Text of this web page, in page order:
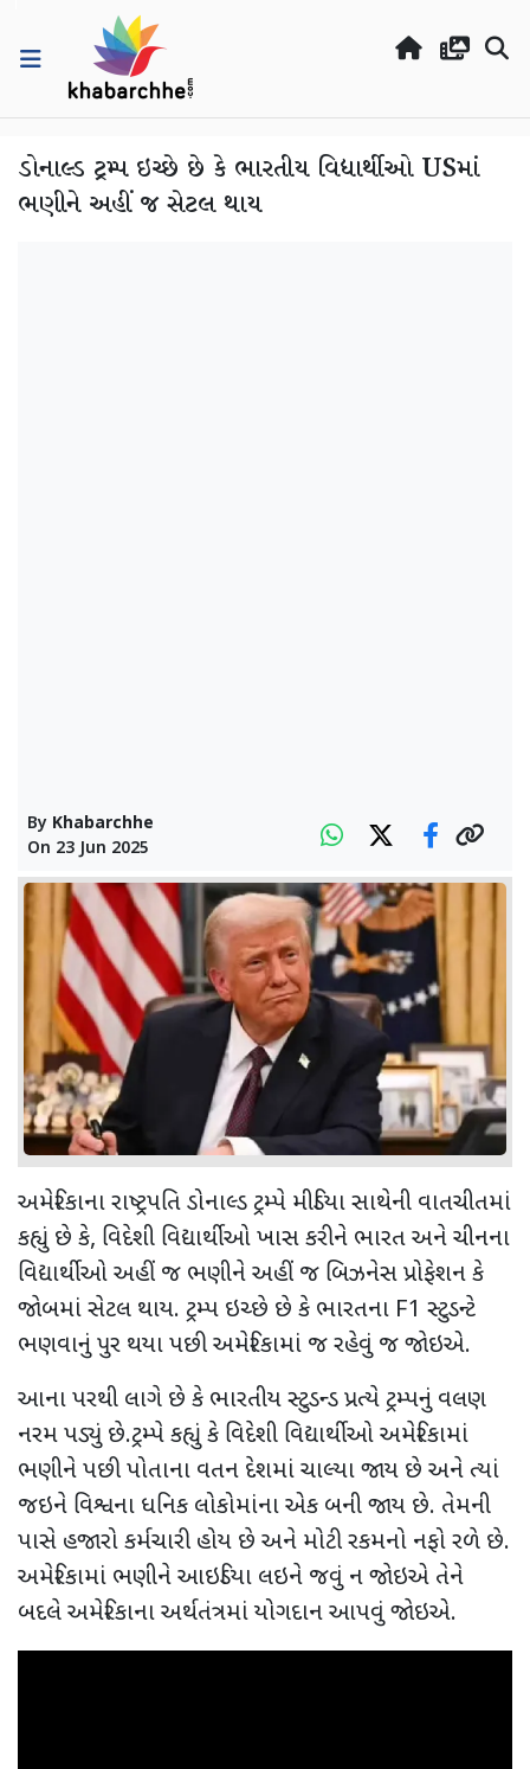
ડોનાલ્ડ ટ્રમ્પ ઇચ્છે છે કે ભારતીય વિદ્યાર્થીઓ USમાં
ભણીને અહીં જ સેટલ થાય
By Khabarchhe
On 23 Jun 2025
અમેરિકાના રાષ્ટ્રપતિ ડોનાલ્ડ ટ્રમ્પે મીડિયા સાથેની વાતચીતમાં
કહ્યું છે કે, વિદેશી વિદ્યાર્થીઓ ખાસ કરીને ભારત અને ચીનના
વિદ્યાર્થીઓ અહીં જ ભણીને અહીં જ બિઝનેસ પ્રોફેશન કે
જોબમાં સેટલ થાય. ટ્રમ્પ ઇચ્છે છે કે ભારતના F1 સ્ટુડન્ટે
ભણવાનું પુર થયા પછી અમેરિકામાં જ રહેવું જ જોઇએ.
આના પરથી લાગે છે કે ભારતીય સ્ટુડન્ડ પ્રત્યે ટ્રમ્પનું વલણ
નરમ પડ્યું છે.ટ્રમ્પે કહ્યું કે વિદેશી વિદ્યાર્થીઓ અમેરિકામાં
ભણીને પછી પોતાના વતન દેશમાં ચાલ્યા જાય છે અને ત્યાં
જઇને વિશ્વના ધનિક લોકોમાંના એક બની જાય છે. તેમની
પાસે હજારો કર્મચારી હોય છે અને મોટી રકમનો નફો રળે છે.
અમેરિકામાં ભણીને આઇડિયા લઇને જવું ન જોઇએ તેને
બદલે અમેરિકાના અર્થતંત્રમાં યોગદાન આપવું જોઇએ.